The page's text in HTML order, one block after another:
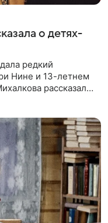
о детях-
редкий
Нине и 13-летнем
рассказала